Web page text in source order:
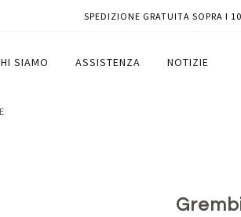
SPEDIZIONE GRATUITA SOPRA I
SIAMO ASSISTENZA NOTIZIE